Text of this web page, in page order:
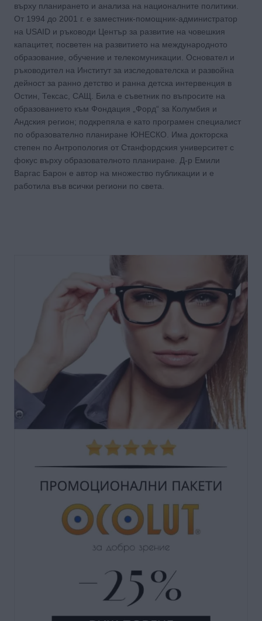
върху планирането и анализа на националните политики.
От 1994 до 2001 г. е заместник-помощник-администратор
на USAID и ръководи Център за развитие на човешкия
капацитет, посветен на развитието на международното
образование, обучение и телекомуникации. Основател и
ръководител на Институт за изследователска и развойна
дейност за ранно детство и ранна детска интервенция в
Остин, Тексас, САЩ. Била е съветник по въпросите на
образованието към Фондация „Форд“ за Колумбия и
Андския регион; подкрепяла е като програмен специалист
по образователно планиране ЮНЕСКО. Има докторска
степен по Антропология от Станфордския университет с
фокус върху образователното планиране. Д-р Емили
Варгас Барон е автор на множество публикации и е
работила във всички региони по света.